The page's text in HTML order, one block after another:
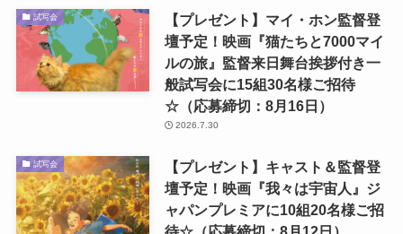
試写会
【プレゼント】マイ・ホン監督登
壇予定！映画『猫たちと7000マイ
ルの旅』監督来日舞台挨拶付き一
般試写会に15組30名様ご招待
☆（応募締切：8月16日）
2026.7.30
試写会
【プレゼント】キャスト＆監督登
壇予定！映画『我々は宇宙人』ジ
ャパンプレミアに10組20名様ご招